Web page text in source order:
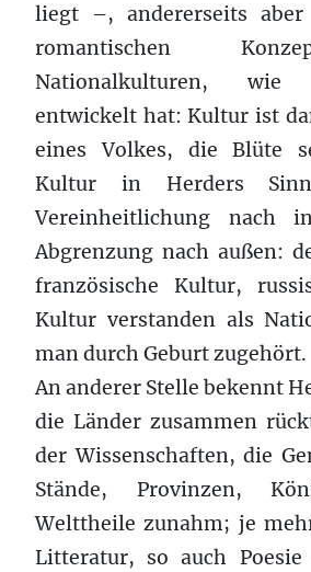
liegt –, andererseits
romantischen
Nationalkulturen,
entwickelt hat: Kultur ist
eines Volkes, die Blüte
Kultur in Herders
Vereinheitlichung nach
Abgrenzung nach außen:
französische Kultur,
Kultur verstanden als
man durch Geburt zugehört.
An anderer Stelle bekennt
die Länder zusammen
der Wissenschaften, die
Stände, Provinzen,
Welttheile zunahm; je
Litteratur, so auch